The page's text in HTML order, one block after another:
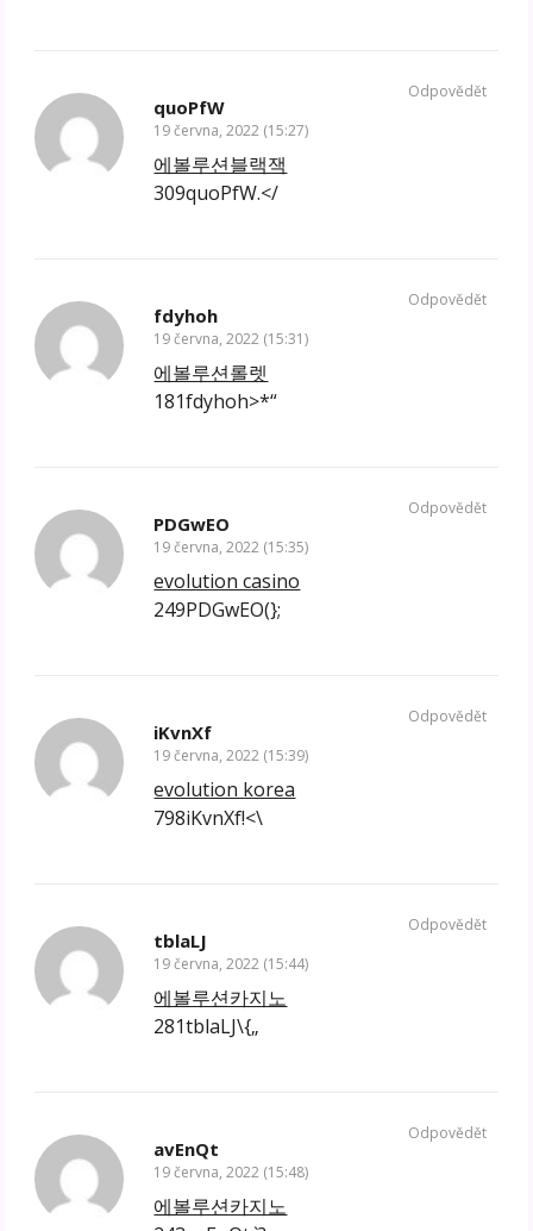
quoPfW
19 června, 2022 (15:27)
에볼루션블랙잭
309quoPfW.</
Odpovědět
fdyhoh
19 června, 2022 (15:31)
에볼루션롤렛
181fdyhoh>*“
Odpovědět
PDGwEO
19 června, 2022 (15:35)
evolution casino
249PDGwEO(};
Odpovědět
iKvnXf
19 června, 2022 (15:39)
evolution korea
798iKvnXf!<\
Odpovědět
tblaLJ
19 června, 2022 (15:44)
에볼루션카지노
281tblaLJ\{„
Odpovědět
avEnQt
19 června, 2022 (15:48)
에볼루션카지노
Odpovědět